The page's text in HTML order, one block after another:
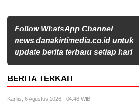
Follow WhatsApp Channel
news.danakirtimedia.co.id untuk
update berita terbaru setiap hari
BERITA TERKAIT
Kamis, 6 Agustus 2026 - 04:48 WIB